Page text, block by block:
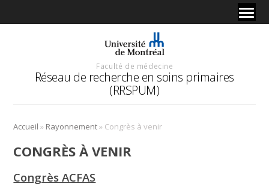
Faculté de médecine
Réseau de recherche en soins primaires
(RRSPUM)
Accueil » Rayonnement» Congrès à venir
CONGRÈS À VENIR
Congrès ACFAS